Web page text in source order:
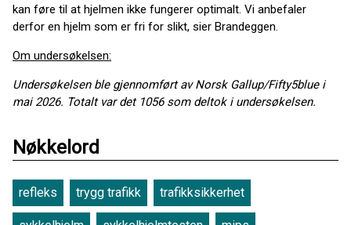
kan føre til at hjelmen ikke fungerer optimalt. Vi anbefaler
derfor en hjelm som er fri for slikt, sier Brandeggen.
Om undersøkelsen:
Undersøkelsen ble gjennomført av Norsk Gallup/Fifty5blue i
mai 2026. Totalt var det 1056 som deltok i undersøkelsen.
Nøkkelord
refleks trygg trafikk trafikksikkerhet